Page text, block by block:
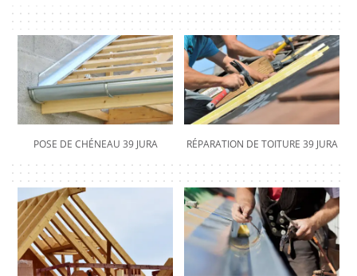
POSE DE CHÉNEAU 39 JURA RÉPARATION DE TOITURE 39 JURA